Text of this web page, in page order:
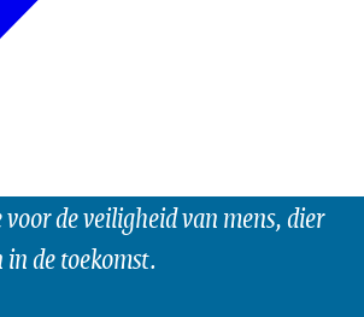
de veiligheid van mens, dier
de toekomst.